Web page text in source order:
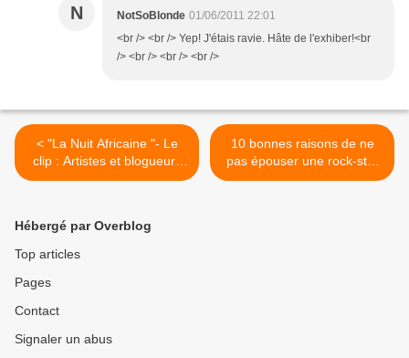
N NotSoBlonde 01/06/2011 22:01
<br /> <br /> Yep! J'étais ravie. Hâte de l'exhiber!<br
/> <br /> <br /> <br />
< "La Nuit Africaine "- Le
clip : Artistes et blogueurs
réunis sur une même vidéo
10 bonnes raisons de ne
pas épouser une rock-star
(Coeur de Rockeur) >
Hébergé par Overblog
Top articles
Pages
Contact
Signaler un abus